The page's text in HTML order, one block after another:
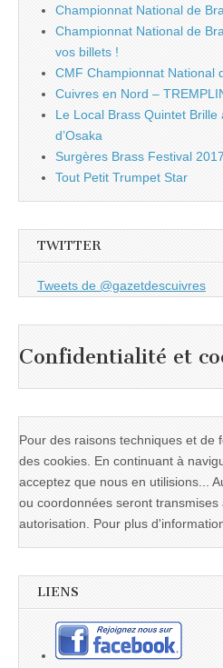
Championnat National de
Championnat National de
vos billets !
CMF Championnat National
Cuivres en Nord –
Le Local Brass Quintet
d’Osaka
Surgères Brass Festival 2017
Tout Petit Trumpet Star
TWITTER
Tweets de @gazetdescuivres
Confidentialité et
Pour des raisons techniques et de
des cookies. En continuant à
acceptez que nous en utilisions...
ou coordonnées seront transmises
autorisation. Pour plus
LIENS